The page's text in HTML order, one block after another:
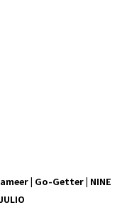
| Go-Getter| NINE